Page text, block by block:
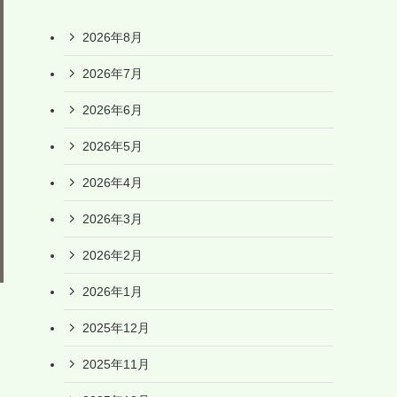
2026年8月
2026年7月
2026年6月
2026年5月
2026年4月
2026年3月
2026年2月
2026年1月
2025年12月
2025年11月